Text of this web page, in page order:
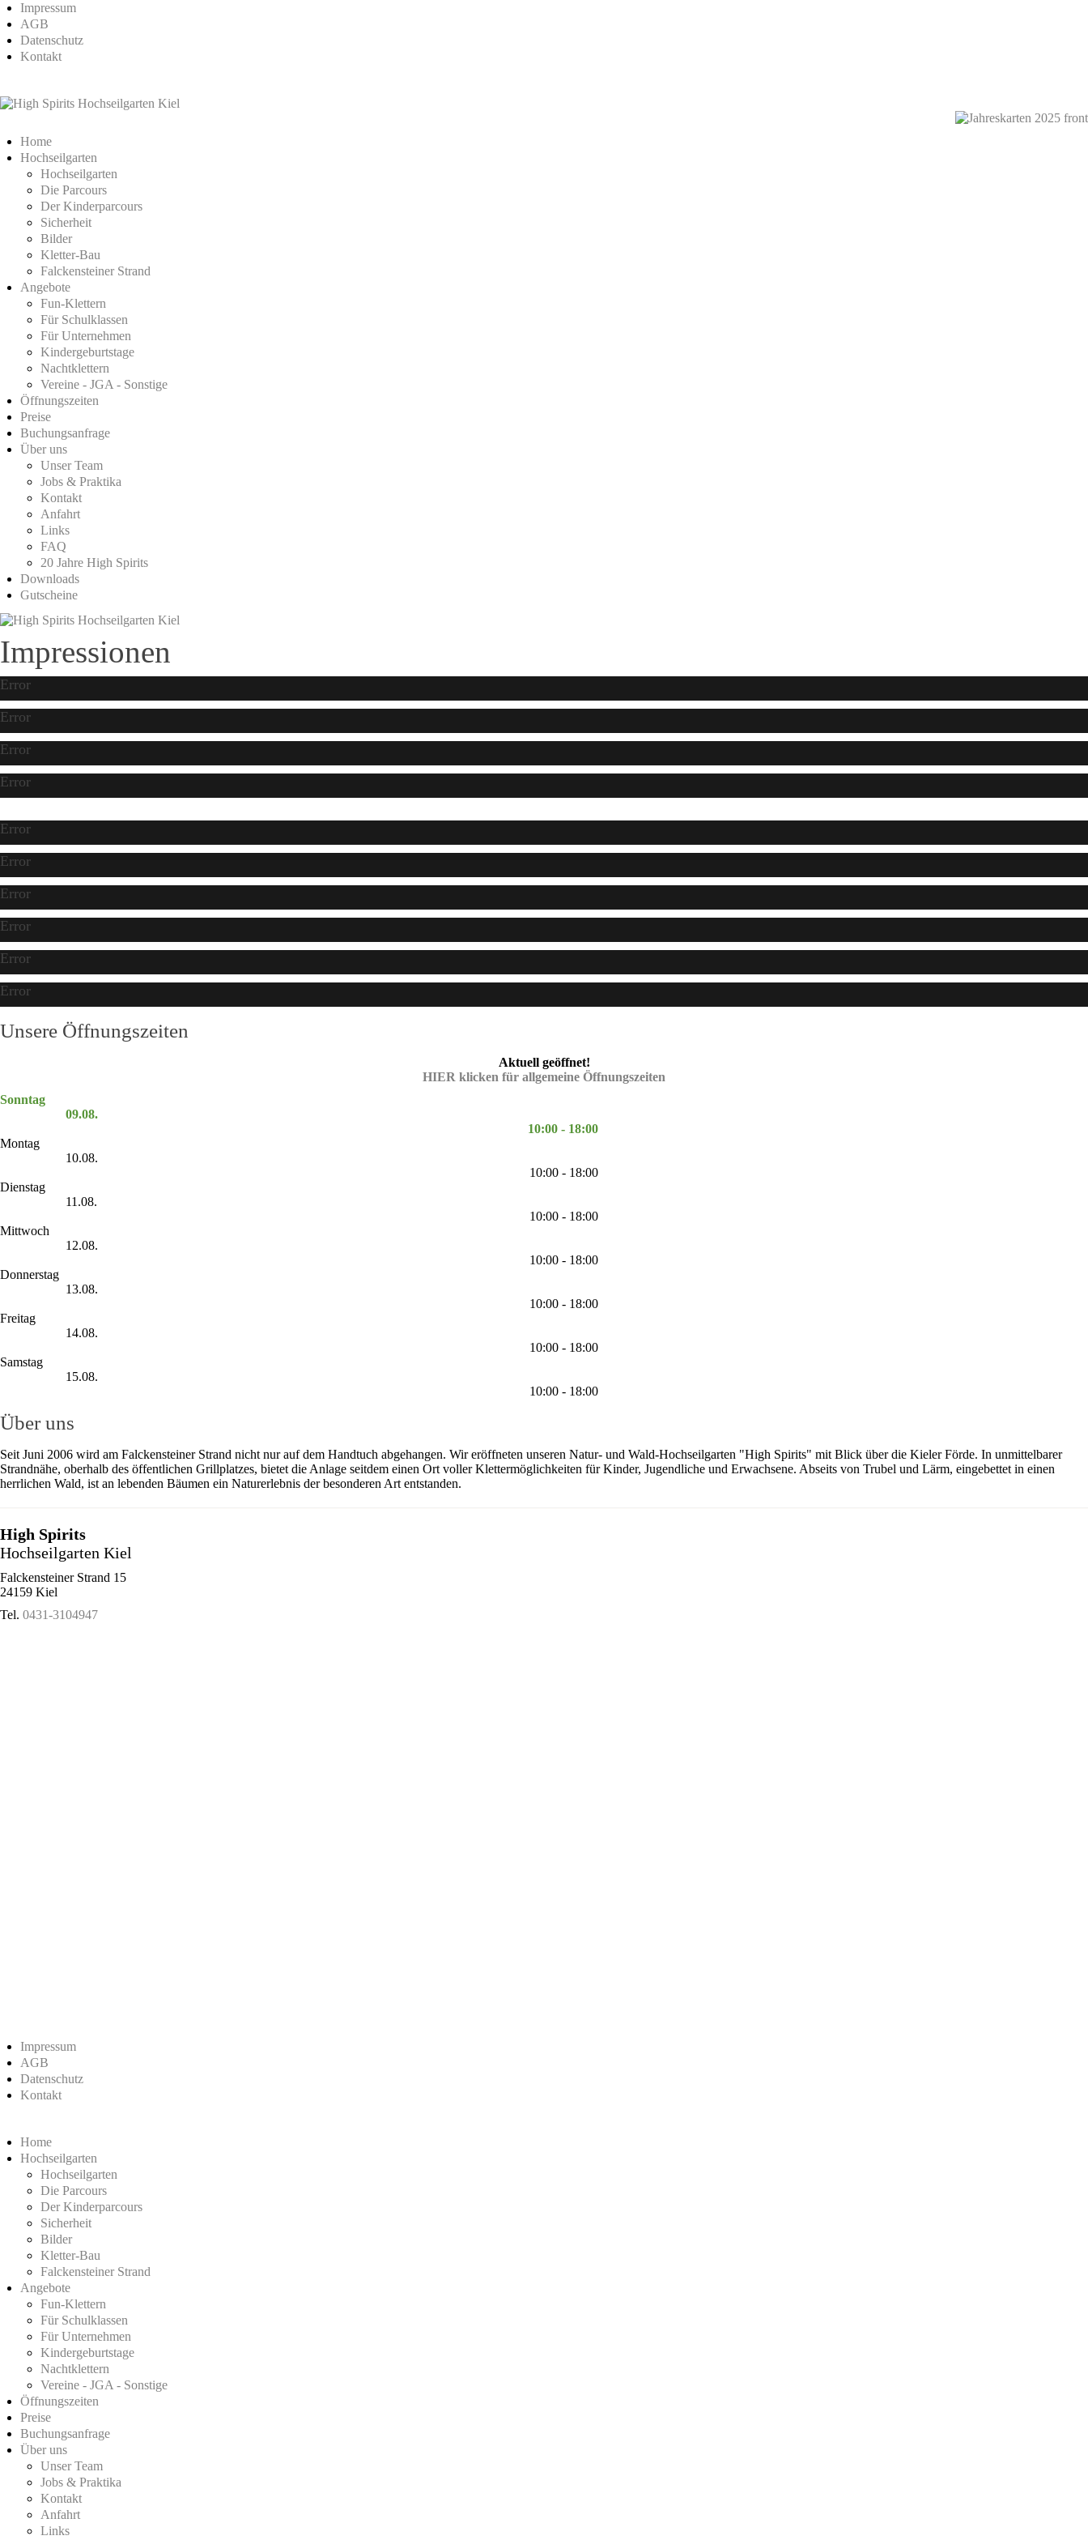
Impressum
AGB
Datenschutz
Kontakt
Home
Hochseilgarten
Hochseilgarten
Die Parcours
Der Kinderparcours
Sicherheit
Bilder
Kletter-Bau
Falckensteiner Strand
Angebote
Fun-Klettern
Für Schulklassen
Für Unternehmen
Kindergeburtstage
Nachtklettern
Vereine - JGA - Sonstige
Öffnungszeiten
Preise
Buchungsanfrage
Über uns
Unser Team
Jobs & Praktika
Kontakt
Anfahrt
Links
FAQ
20 Jahre High Spirits
Downloads
Gutscheine
Impressionen
Error
Error
Error
Error
Error
Error
Error
Error
Error
Error
Unsere Öffnungszeiten
Aktuell geöffnet!
HIER klicken für allgemeine Öffnungszeiten
Sonntag
09.08.
10:00 - 18:00
Montag
10.08.
10:00 - 18:00
Dienstag
11.08.
10:00 - 18:00
Mittwoch
12.08.
10:00 - 18:00
Donnerstag
13.08.
10:00 - 18:00
Freitag
14.08.
10:00 - 18:00
Samstag
15.08.
10:00 - 18:00
Über uns
Seit Juni 2006 wird am Falckensteiner Strand nicht nur auf dem Handtuch abgehangen. Wir eröffneten unseren Natur- und Wald-Hochseilgarten "High Spirits" mit Blick über die Kieler Förde. In unmittelbarer
Strandnähe, oberhalb des öffentlichen Grillplatzes, bietet die Anlage seitdem einen Ort voller Klettermöglichkeiten für Kinder, Jugendliche und Erwachsene. Abseits von Trubel und Lärm, eingebettet in einen
herrlichen Wald, ist an lebenden Bäumen ein Naturerlebnis der besonderen Art entstanden.
High Spirits
Hochseilgarten Kiel
Falckensteiner Strand 15
24159 Kiel
Tel. 0431-3104947
Impressum
AGB
Datenschutz
Kontakt
Home
Hochseilgarten
Hochseilgarten
Die Parcours
Der Kinderparcours
Sicherheit
Bilder
Kletter-Bau
Falckensteiner Strand
Angebote
Fun-Klettern
Für Schulklassen
Für Unternehmen
Kindergeburtstage
Nachtklettern
Vereine - JGA - Sonstige
Öffnungszeiten
Preise
Buchungsanfrage
Über uns
Unser Team
Jobs & Praktika
Kontakt
Anfahrt
Links